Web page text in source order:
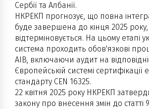
Сербії та Албанії.
НКРЕКП прогнозує, що повна
буде завершена до кінця 2025
відтерміновується. На цьому етапі
система проходить обов'язкові
AIB, включаючи аудит на
Європейській системі сертифікації
стандарту CEN 16325.
22 квітня 2025 року НКРЕКП
закону про внесення змін до статті